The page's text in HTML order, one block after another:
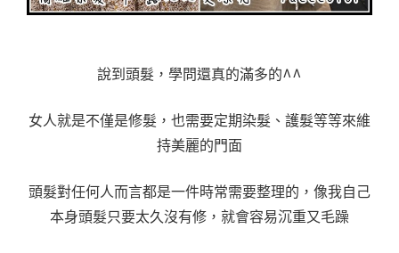
說到頭髮，學問還真的滿多的^^
女人就是不僅是修髮，也需要定期染髮、護髮等等來維
持美麗的門面
頭髮對任何人而言都是一件時常需要整理的，像我自己
本身頭髮只要太久沒有修，就會容易沉重又毛躁